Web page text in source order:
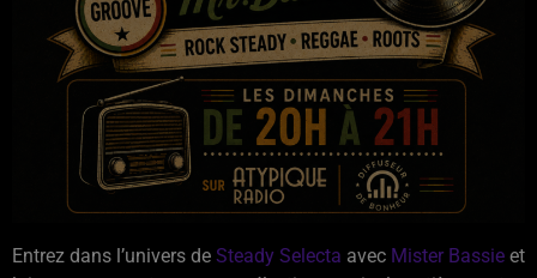
Entrez dans l’univers de Steady Selecta avec Mister Bassie et